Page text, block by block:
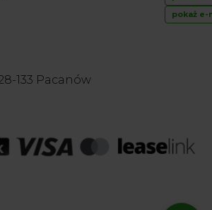
pokaż e-
133 Pacanów